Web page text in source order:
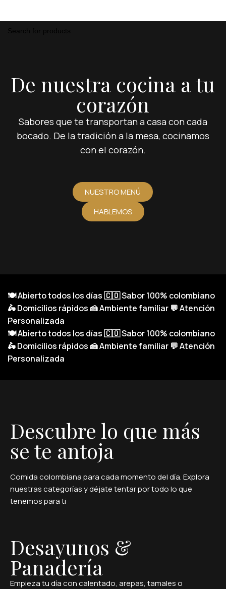
De nuestra cocina a tu
corazón
Sabores que te transportan a casa con cada
bocado. De la tradición a la mesa, cocinamos
con el corazón.
NUESTRO MENÚ
HABLEMOS
🍽️Abierto todos los días🇨🇴Sabor 100% colombiano
🛵Domicilios rápidos 🍰Ambiente familiar 💬Atención
Personalizada
🍽️Abierto todos los días🇨🇴Sabor 100% colombiano
🛵Domicilios rápidos 🍰Ambiente familiar 💬Atención
Personalizada
Descubre lo que más
se te antoja
Comida colombiana para cada momento del día. Explora
nuestras categorías y déjate tentar por todo lo que
tenemos para ti
Desayunos &
Panadería
Empieza tu día con calentado, arepas, tamales o